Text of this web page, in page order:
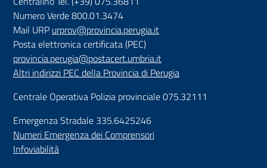
Numero Verde 800.01.3474
Mail URP urprov@provincia.perugia.it
Posta elettronica certificata (PEC)
provincia.perugia@postacert.umbria.it
Altri indirizzi PEC della Provincia di Perugia
Centrale Operativa Polizia provinciale 075.32111
Emergenza Stradale 335.6425246
Numeri Emergenza dei Comprensori
Infoviabilità